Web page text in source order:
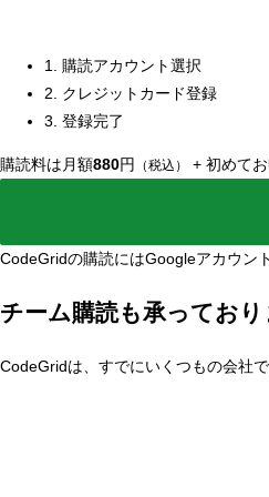
1. 購読アカウント選択
2. クレジットカード登録
3. 登録完了
購読料は月額880円 （税込） + 初めて
CodeGridの購読にはGoogleアカウン
チーム購読も承っており
CodeGridは、すでにいくつもの会社